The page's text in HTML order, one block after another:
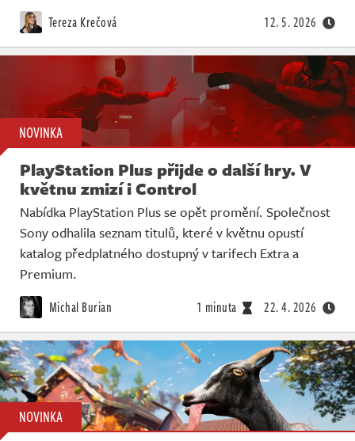
Tereza Krečová 12. 5. 2026
NOVINKA
PlayStation Plus přijde o další hry. V
květnu zmizí i Control
Nabídka PlayStation Plus se opět promění. Společnost
Sony odhalila seznam titulů, které v květnu opustí
katalog předplatného dostupný v tarifech Extra a
Premium.
Michal Burian 1 minuta 22. 4. 2026
NOVINKA